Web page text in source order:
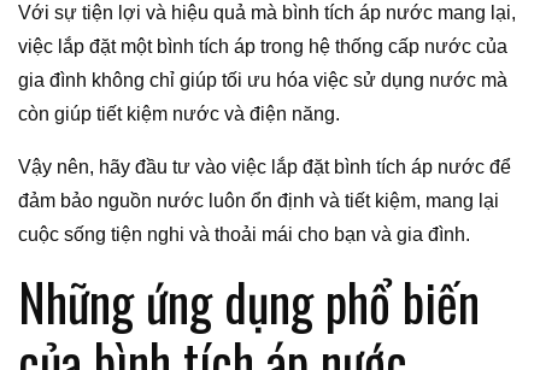
Với sự tiện lợi và hiệu quả mà bình tích áp nước mang lại,
việc lắp đặt một bình tích áp trong hệ thống cấp nước của
gia đình không chỉ giúp tối ưu hóa việc sử dụng nước mà
còn giúp tiết kiệm nước và điện năng.
Vậy nên, hãy đầu tư vào việc lắp đặt bình tích áp nước để
đảm bảo nguồn nước luôn ổn định và tiết kiệm, mang lại
cuộc sống tiện nghi và thoải mái cho bạn và gia đình.
Những ứng dụng phổ biến